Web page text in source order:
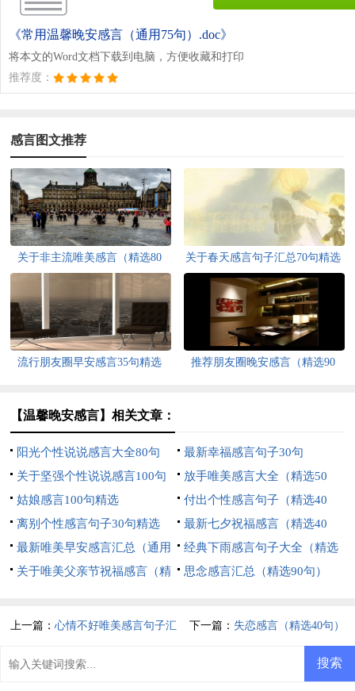
《常用温馨晚安感言（通用75句）.doc》
将本文的Word文档下载到电脑，方便收藏和打印
推荐度：
感言图文推荐
关于非主流唯美感言（精选80
句）
关于春天感言句子汇总70句精选
流行朋友圈早安感言35句精选
推荐朋友圈晚安感言（精选90
【温馨晚安感言】相关文章：
阳光个性说说感言大全80句
最新幸福感言句子30句
关于坚强个性说说感言100句
精选
放手唯美感言大全（精选50
句）
姑娘感言100句精选
付出个性感言句子（精选40
句）
离别个性感言句子30句精选
最新七夕祝福感言（精选40
句）
最新唯美早安感言汇总（通用
150句）
经典下雨感言句子大全（精选
60句）
关于唯美父亲节祝福感言（精
思念感言汇总（精选90句）
上一篇：心情不好唯美感言句子汇 下一篇： 失恋感言（精选40句）